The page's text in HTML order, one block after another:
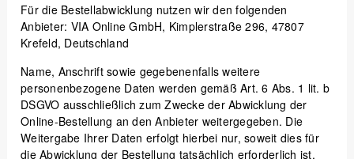
Für die Bestellabwicklung nutzen wir den folgenden
Anbieter: VIA Online GmbH, Kimplerstraße 296, 47807
Krefeld, Deutschland
Name, Anschrift sowie gegebenenfalls weitere
personenbezogene Daten werden gemäß Art. 6 Abs. 1 lit. b
DSGVO ausschließlich zum Zwecke der Abwicklung der
Online-Bestellung an den Anbieter weitergegeben. Die
Weitergabe Ihrer Daten erfolgt hierbei nur, soweit dies für
die Abwicklung der Bestellung tatsächlich erforderlich ist.